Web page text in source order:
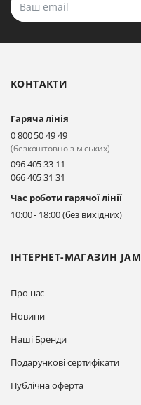
ІНТЕРНЕТ-МАГАЗИН JAM
Про нас
Новини
Наші Бренди
Подарункові сертифікати
Публічна оферта
КОНТАКТИ
Гаряча лінія
0 800 50 49 49
(безкоштовно з міських)
096 405 33 11
066 405 31 31
Час роботи гарячої лінії
10:00 - 18:00 (без вихідних)